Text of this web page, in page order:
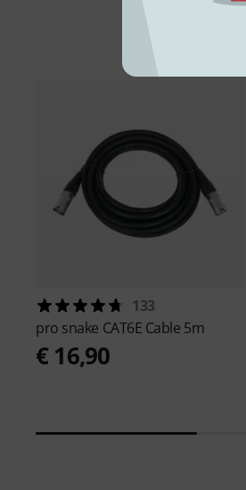
133
pro snake CAT6E Cable 5m
€ 16,90